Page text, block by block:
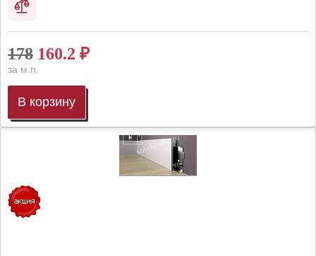
178 160.2 ₽
за м.п.
В корзину